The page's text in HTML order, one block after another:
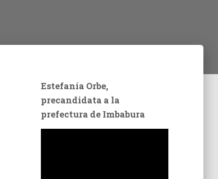
Estefanía Orbe,
precandidata a la
prefectura de Imbabura